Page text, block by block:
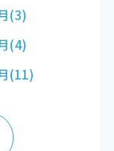
(3)
(4)
(11)